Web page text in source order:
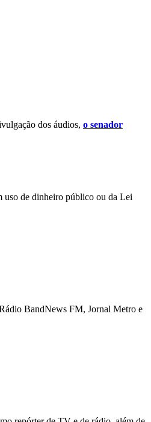
dos áudios, o senador
uso de dinheiro público ou da Lei
BandNews FM, Jornal Metro e